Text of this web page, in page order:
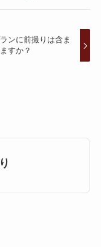
ンに前撮りは含ま
すか？